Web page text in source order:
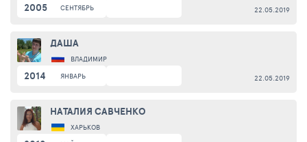
2005 СЕНТЯБРЬ 22.05.2019
ДАША
ВЛАДИМИР
2014 ЯНВАРЬ 22.05.2019
НАТАЛИЯ САВЧЕНКО
ХАРЬКОВ